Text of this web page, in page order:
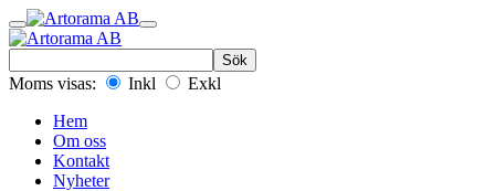
Sök
Moms visas: Inkl
Exkl
Hem
Om oss
Kontakt
Nyheter